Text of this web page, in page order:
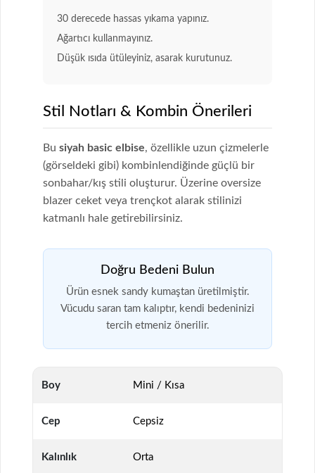
30 derecede hassas yıkama yapınız.
Ağartıcı kullanmayınız.
Düşük ısıda ütüleyiniz, asarak kurutunuz.
Stil Notları & Kombin Önerileri
Bu siyah basic elbise, özellikle uzun çizmelerle
(görseldeki gibi) kombinlendiğinde güçlü bir
sonbahar/kış stili oluşturur. Üzerine oversize
blazer ceket veya trençkot alarak stilinizi
katmanlı hale getirebilirsiniz.
Doğru Bedeni Bulun
Ürün esnek sandy kumaştan üretilmiştir.
Vücudu saran tam kalıptır, kendi bedeninizi
tercih etmeniz önerilir.
Boy Mini / Kısa
Cep Cepsiz
Kalınlık Orta